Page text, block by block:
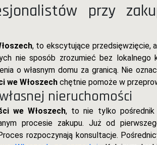
przy
, to ekscytujące przedsięwzięcie,
nie sposób zrozumieć bez
o własnym domu za granicą. Nie
we Włoszech chętnie pomoże w
nieruchomości
we Włoszech, to nie tylko
procesie zakupu. Już od
rozpoczynają konsultacje.